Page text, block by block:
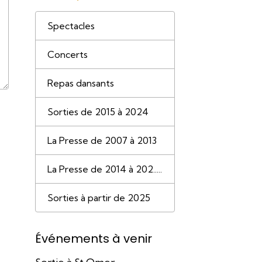
Spectacles
Concerts
Repas dansants
Sorties de 2015 à 2024
La Presse de 2007 à 2013
La Presse de 2014 à 202.....
Sorties à partir de 2025
Événements à venir